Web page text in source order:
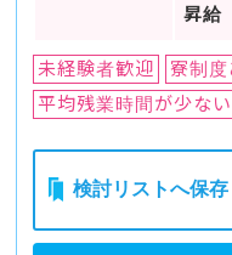
昇給
未経験者歓迎 寮制度
平均残業時間が少ない
検討リストへ保存